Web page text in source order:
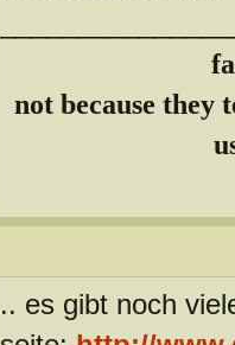
not because they
.. es gibt noch